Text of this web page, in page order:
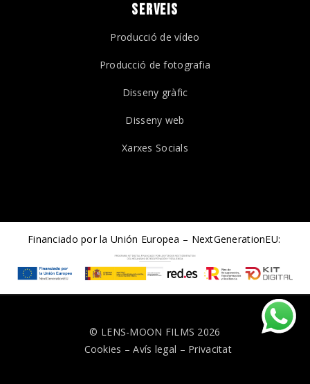
SERVEIS
Producció de vídeo
Producció de fotografia
Disseny gràfic
Disseny web
Xarxes Socials
Financiado por la Unión Europea – NextGenerationEU:
© LENS-MOON FILMS 2026
Cookies –Avís legal – Privacitat